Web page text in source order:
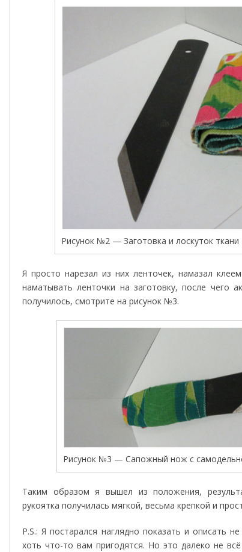
Рисунок №2 — Заготовка и лоскуток ткани
Я просто нарезал из них ленточек, намазал
наматывать ленточки на заготовку, после чего
получилось, смотрите на рисунок №3.
Рисунок №3 — Сапожный нож с
Таким образом я вышел из положения,
рукоятка получилась мягкой, весьма крепкой и
P.S.: Я постарался наглядно показать и описать
хоть что-то вам пригодятся. Но это далеко не